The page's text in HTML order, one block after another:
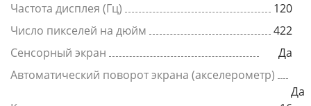
Частота дисплея (Гц)
120
Число пикселей на дюйм
422
Сенсорный экран
Да
Автоматический поворот экрана (акселерометр)
Да